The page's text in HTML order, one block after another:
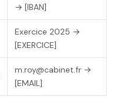
→ [IBAN]
Exercice 2025 →
[EXERCICE]
m.roy@cabinet.fr →
[EMAIL]